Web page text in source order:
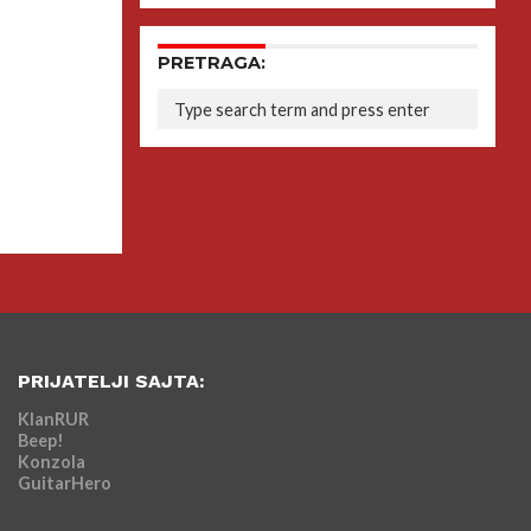
PRETRAGA:
PRIJATELJI SAJTA:
KlanRUR
Beep!
Konzola
GuitarHero